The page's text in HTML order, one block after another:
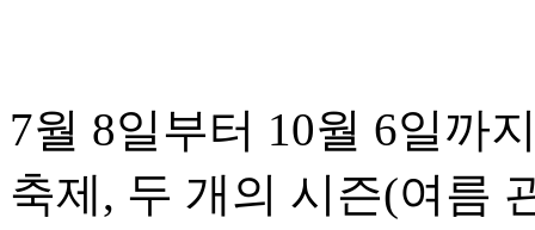
7월 8일부터 10월 6일까
축제, 두 개의 시즌(여름